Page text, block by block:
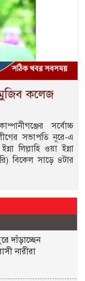
কলেজ
সর্বোচ্চ
সভাপতি নূরে-এ
লিল্লাহি ওয়া ইন্না
বিকেল সাড়ে ৪টার
দাঁড়াচ্ছেন
নারীরা